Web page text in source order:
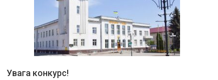
Увага конкурс!